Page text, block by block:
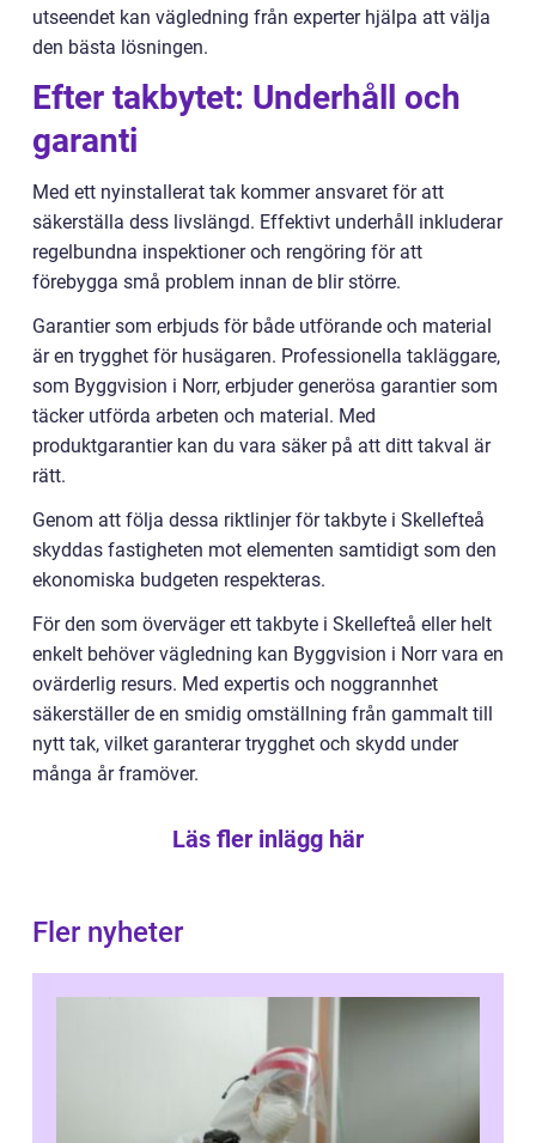
utseendet kan vägledning från experter hjälpa att välja
den bästa lösningen.
Efter takbytet: Underhåll och
garanti
Med ett nyinstallerat tak kommer ansvaret för att
säkerställa dess livslängd. Effektivt underhåll inkluderar
regelbundna inspektioner och rengöring för att
förebygga små problem innan de blir större.
Garantier som erbjuds för både utförande och material
är en trygghet för husägaren. Professionella takläggare,
som Byggvision i Norr, erbjuder generösa garantier som
täcker utförda arbeten och material. Med
produktgarantier kan du vara säker på att ditt takval är
rätt.
Genom att följa dessa riktlinjer för takbyte i Skellefteå
skyddas fastigheten mot elementen samtidigt som den
ekonomiska budgeten respekteras.
För den som överväger ett takbyte i Skellefteå eller helt
enkelt behöver vägledning kan Byggvision i Norr vara en
ovärderlig resurs. Med expertis och noggrannhet
säkerställer de en smidig omställning från gammalt till
nytt tak, vilket garanterar trygghet och skydd under
många år framöver.
Läs fler inlägg här
Fler nyheter